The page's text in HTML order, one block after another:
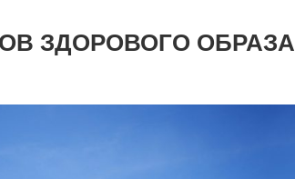
ЗДОРОВОГО ОБРАЗА